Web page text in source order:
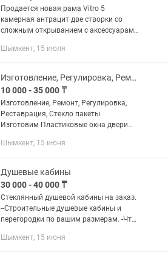
Продается новая рама Vitro 5
камерная антрацит две створки со
сложным открыванием с аксессуарами
Коленное, мульти, сильвер, йодовое,
Шымкент, 15 июля
Изготовление, Регулировка, Ремонт, Реставрация пластиковые окна двери
10 000 - 35 000 ₸
Изготовление, Ремонт, Регулировка,
Реставрация, Стекло пакеты
Изготовим Пластиковые окна двери
Москитные сетки Плиссе Форточки
Шымкент, 15 июня
Душевые кабины
30 000 - 40 000 ₸
Стеклянный душевой кабины на заказ.
--Строительные душевые кабины и
перегородки по вашим размерам. -Что
стекло 8мм произведенное в России.
Шымкент, 15 июня